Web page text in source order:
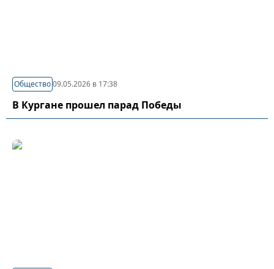
Общество09.05.2026 в 17:38
В Кургане прошел парад Победы